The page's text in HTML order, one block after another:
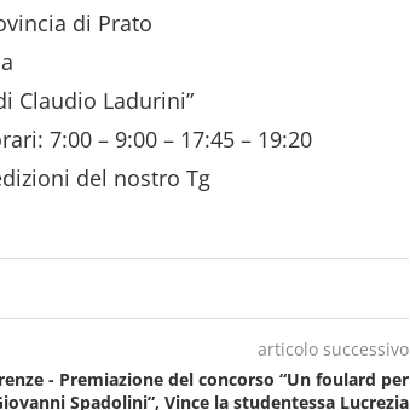
di Prato
Claudio Ladurini”
7:00 – 9:00 – 17:45 – 19:20
del nostro Tg
articolo successivo
- Premiazione del concorso “Un foulard per
Spadolini”, Vince la studentessa Lucrezia